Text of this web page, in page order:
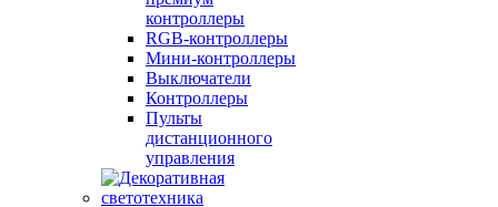
контроллеры
RGB-контроллеры
Мини-контроллеры
Выключатели
Контроллеры
Пульты
дистанционного
управления